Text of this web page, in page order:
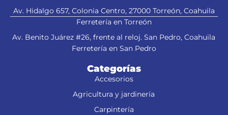
Av. Hidalgo 657, Colonia Centro, 27000 Torreón, Coahuila
Ferretería en Torreón
Av. Benito Juárez #26, frente al reloj. San Pedro, Coahuila
Ferretería en San Pedro
Categorías
Accesorios
Agricultura y jardinería
Carpintería